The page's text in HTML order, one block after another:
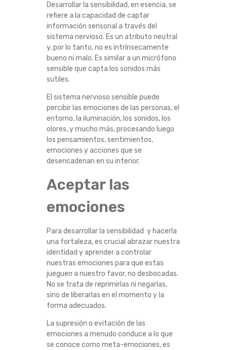
Desarrollar la sensibilidad, en esencia, se
refiere a la capacidad de captar
información sensorial a través del
sistema nervioso. Es un atributo neutral
y, por lo tanto, no es intrínsecamente
bueno ni malo. Es similar a un micrófono
sensible que capta los sonidos más
sutiles.
El sistema nervioso sensible puede
percibir las emociones de las personas, el
entorno, la iluminación, los sonidos, los
olores, y mucho más, procesando luego
los pensamientos, sentimientos,
emociones y acciones que se
desencadenan en su interior.
Aceptar las
emociones
Para desarrollar la sensibilidad y hacerla
una fortaleza, es crucial abrazar nuestra
identidad y aprender a controlar
nuestras emociones para que estas
jueguen a nuestro favor, no desbocadas.
No se trata de reprimirlas ni negarlas,
sino de liberarlas en el momento y la
forma adecuados.
La supresión o evitación de las
emociones a menudo conduce a lo que
se conoce como meta-emociones, es